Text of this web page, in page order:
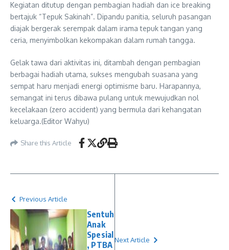
Kegiatan ditutup dengan pembagian hadiah dan ice breaking
bertajuk “Tepuk Sakinah”. Dipandu panitia, seluruh pasangan
diajak bergerak serempak dalam irama tepuk tangan yang
ceria, menyimbolkan kekompakan dalam rumah tangga.
Gelak tawa dari aktivitas ini, ditambah dengan pembagian
berbagai hadiah utama, sukses mengubah suasana yang
sempat haru menjadi energi optimisme baru. Harapannya,
semangat ini terus dibawa pulang untuk mewujudkan nol
kecelakaan (zero accident) yang bermula dari kehangatan
keluarga.(Editor Wahyu)
Share this Article
Previous Article
Sentuh
Anak
Spesial
, PTBA Next Article